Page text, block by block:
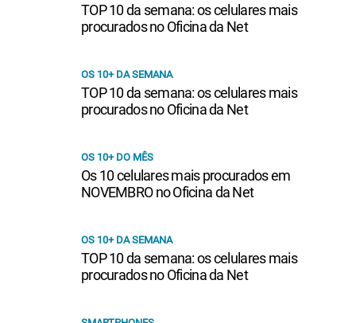
TOP 10 da semana: os celulares mais
procurados no Oficina da Net
OS 10+ DA SEMANA
TOP 10 da semana: os celulares mais
procurados no Oficina da Net
OS 10+ DO MÊS
Os 10 celulares mais procurados em
NOVEMBRO no Oficina da Net
OS 10+ DA SEMANA
TOP 10 da semana: os celulares mais
procurados no Oficina da Net